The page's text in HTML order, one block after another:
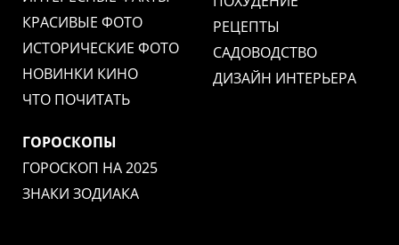
КРАСИВЫЕ ФОТО
ИСТОРИЧЕСКИЕ ФОТО
НОВИНКИ КИНО
ЧТО ПОЧИТАТЬ
РЕЦЕПТЫ
САДОВОДСТВО
ДИЗАЙН ИНТЕРЬЕРА
ГОРОСКОПЫ
ГОРОСКОП НА 2025
ЗНАКИ ЗОДИАКА